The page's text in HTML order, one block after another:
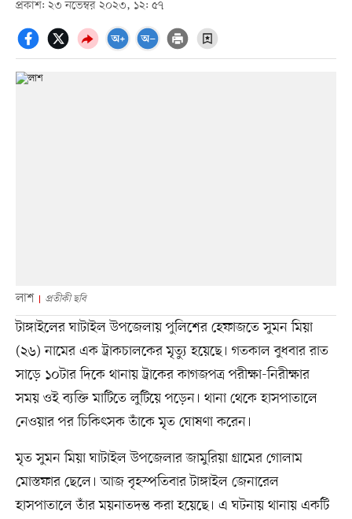
প্রকাশ: ২৩ নভেম্বর ২০২৩, ১২: ৫৭
লাশ প্রতীকী ছবি
টাঙ্গাইলের ঘাটাইল উপজেলায় পুলিশের হেফাজতে সুমন মিয়া
(২৬) নামের এক ট্রাকচালকের মৃত্যু হয়েছে। গতকাল বুধবার রাত
সাড়ে ১০টার দিকে থানায় ট্রাকের কাগজপত্র পরীক্ষা-নিরীক্ষার
সময় ওই ব্যক্তি মাটিতে লুটিয়ে পড়েন। থানা থেকে হাসপাতালে
নেওয়ার পর চিকিৎসক তাঁকে মৃত ঘোষণা করেন।
মৃত সুমন মিয়া ঘাটাইল উপজেলার জামুরিয়া গ্রামের গোলাম
মোস্তফার ছেলে। আজ বৃহস্পতিবার টাঙ্গাইল জেনারেল
হাসপাতালে তাঁর ময়নাতদন্ত করা হয়েছে। এ ঘটনায় থানায় একটি